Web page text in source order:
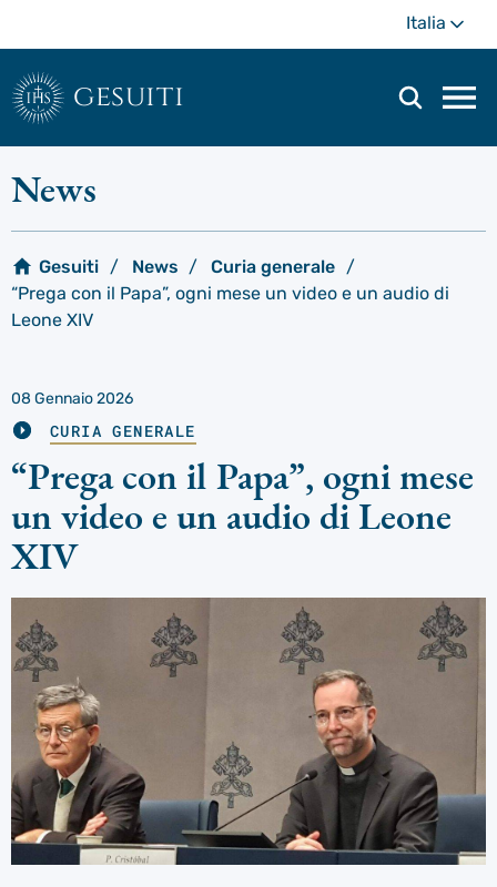
contenuto
principale
Italia
gesuiti
di
News
Gesuiti News
Curia generale
“Prega con il Papa”, ogni mese un video e un audio di
Leone XIV
08 Gennaio 2026
CURIA GENERALE
“Prega con il Papa”, ogni mese
un video e un audio di Leone
XIV